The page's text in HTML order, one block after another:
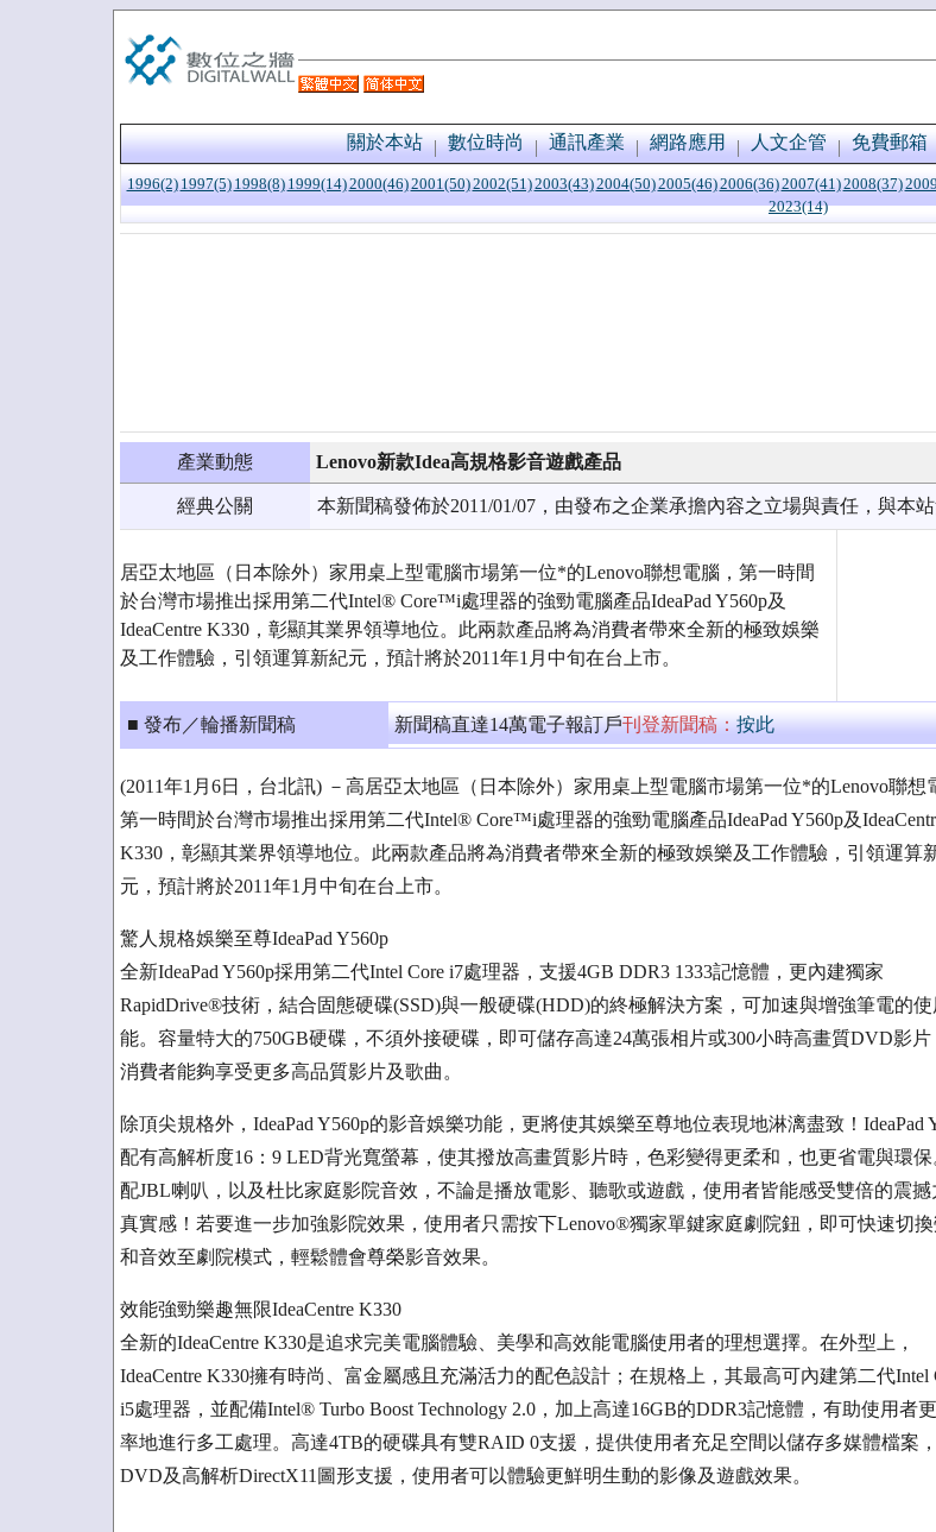
關於本站 數位時尚 通訊產業 網路應用 人文企管 免費郵箱
1996(2) 1997(5) 1998(8) 1999(14)2000(46)2001(50)2002(51)2003(43)2004(50)2005(46)2006(36)2007(41)2008(37)
2023(14)
產業動態 Lenovo新款Idea高規格影音遊戲產品
經典公關 本新聞稿發佈於2011/01/07，由發布之企業承擔內容之立場與責任，與本
居亞太地區（日本除外）家用桌上型電腦市場第一位*的Lenovo聯想電腦，第一時間
於台灣市場推出採用第二代Intel® Core™i處理器的強勁電腦產品IdeaPad Y560p及
IdeaCentre K330，彰顯其業界領導地位。此兩款產品將為消費者帶來全新的極致娛樂
及工作體驗，引領運算新紀元，預計將於2011年1月中旬在台上市。
■ 發布／輪播新聞稿 新聞稿直達14萬電子報訂戶刊登新聞稿：按此
(2011年1月6日，台北訊) －高居亞太地區（日本除外）家用桌上型電腦市場第一位*的Lenovo聯想
第一時間於台灣市場推出採用第二代Intel® Core™i處理器的強勁電腦產品IdeaPad Y560p及
K330，彰顯其業界領導地位。此兩款產品將為消費者帶來全新的極致娛樂及工作體驗，引領運算
元，預計將於2011年1月中旬在台上市。
驚人規格娛樂至尊IdeaPad Y560p
全新IdeaPad Y560p採用第二代Intel Core i7處理器，支援4GB DDR3 1333記憶體，更內建獨家
RapidDrive®技術，結合固態硬碟(SSD)與一般硬碟(HDD)的終極解決方案，可加速與增強筆電的使
能。容量特大的750GB硬碟，不須外接硬碟，即可儲存高達24萬張相片或300小時高畫質DVD影片
消費者能夠享受更多高品質影片及歌曲。
除頂尖規格外，IdeaPad Y560p的影音娛樂功能，更將使其娛樂至尊地位表現地淋漓盡致！IdeaPad
配有高解析度16：9 LED背光寬螢幕，使其撥放高畫質影片時，色彩變得更柔和，也更省電與環保
配JBL喇叭，以及杜比家庭影院音效，不論是播放電影、聽歌或遊戲，使用者皆能感受雙倍的震撼
真實感！若要進一步加強影院效果，使用者只需按下Lenovo®獨家單鍵家庭劇院鈕，即可快速切
和音效至劇院模式，輕鬆體會尊榮影音效果。
效能強勁樂趣無限IdeaCentre K330
全新的IdeaCentre K330是追求完美電腦體驗、美學和高效能電腦使用者的理想選擇。在外型上，
IdeaCentre K330擁有時尚、富金屬感且充滿活力的配色設計；在規格上，其最高可內建第二代Intel
i5處理器，並配備Intel® Turbo Boost Technology 2.0，加上高達16GB的DDR3記憶體，有助使用者
率地進行多工處理。高達4TB的硬碟具有雙RAID 0支援，提供使用者充足空間以儲存多媒體檔案
DVD及高解析DirectX11圖形支援，使用者可以體驗更鮮明生動的影像及遊戲效果。